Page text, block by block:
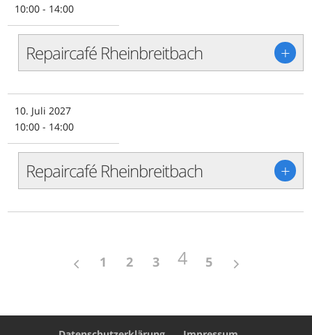
10:00 - 14:00
Repaircafé Rheinbreitbach +
10. Juli 2027
10:00 - 14:00
Repaircafé Rheinbreitbach +
1 2 3 4 5